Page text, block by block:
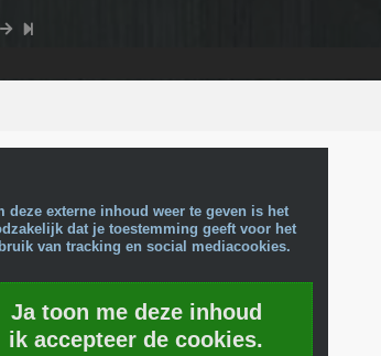
deze externe inhoud weer te geven is het
dat je toestemming geeft voor het
van tracking en social mediacookies.
Ja toon me deze inhoud
ik accepteer de cookies.